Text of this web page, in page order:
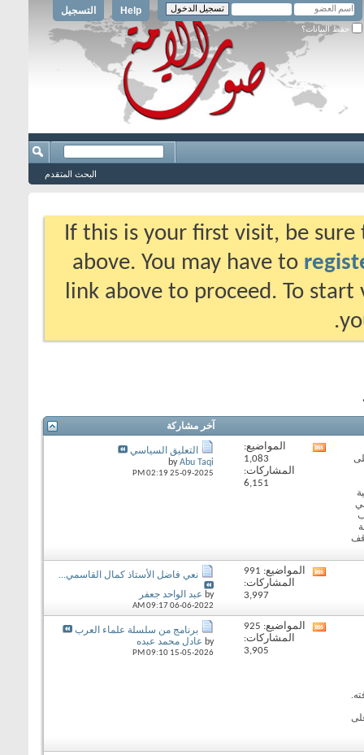
التسجيل Help
حفظ البيانات؟
البحث المتقدم
If this is your first visit, be
above. You may have to
link above to proceed. To
آخر مشاركة
forum's
المواضيع:
1,083
المشاركات:
6,151
التعليق السياسي
byAbu Taqi
25-09-2025
02:19 PM
View
feed
المواضيع: 991
المشاركات:
3,997
نعي فاضل الأستاذ كمال القاسمي...
by عبد الواحد جعفر
06-06-2022
09:17 AM
View
المواضيع: 925
المشاركات:
3,905
برنامج من سلسلة علماء العرب
by عادل محمد عبده
15-05-2026
09:10 PM